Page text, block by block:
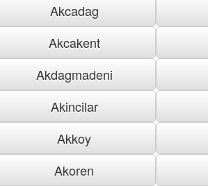
Akcadag
Akcakent
Akdagmadeni
Akincilar
Akkoy
Akoren